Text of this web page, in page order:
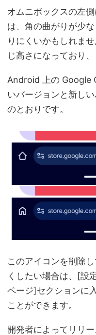
オムニボックスの左
は、角の曲がりが少
りにくいかもしれま
じ高さになっており
Android 上の Google
いバージョンと新し
のとおりです。
このアイコンを削除
くしたい場合は、[設
ページ]セクションに
ことができます。
開発者によってリリ